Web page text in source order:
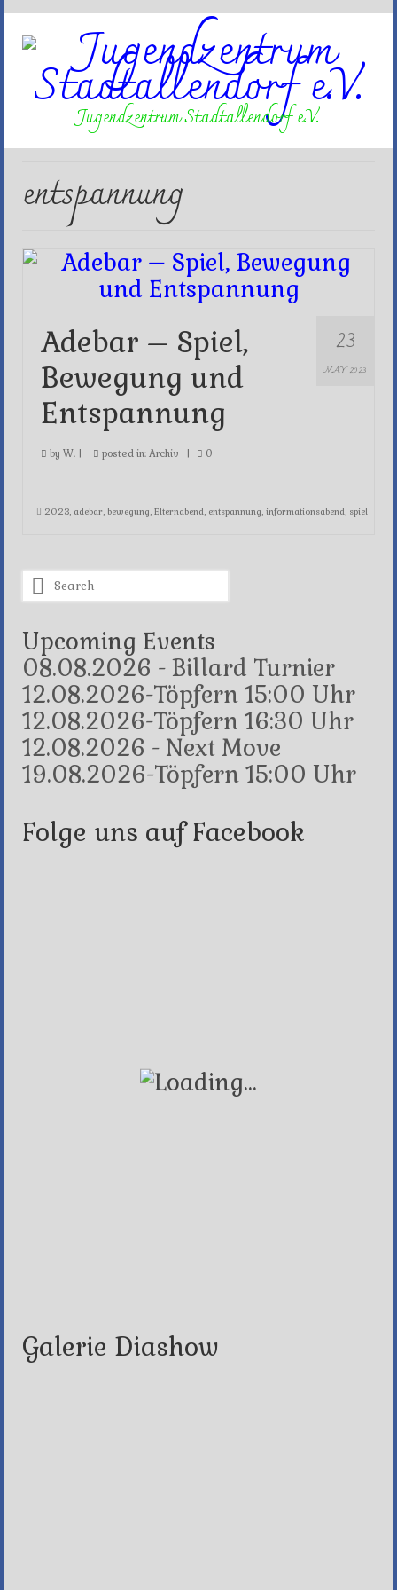
Jugendzentrum Stadtallendorf e.V.
entspannung
23
MAY 2023
Adebar – Spiel,
Bewegung und
Entspannung
by W. posted in: Archiv 0
2023, adebar, bewegung, Elternabend, entspannung, informationsabend, spiel
Search
for:
Upcoming Events
08.08.2026 - Billard Turnier
12.08.2026-Töpfern 15:00 Uhr
12.08.2026-Töpfern 16:30 Uhr
12.08.2026 - Next Move
19.08.2026-Töpfern 15:00 Uhr
Folge uns auf Facebook
Galerie Diashow